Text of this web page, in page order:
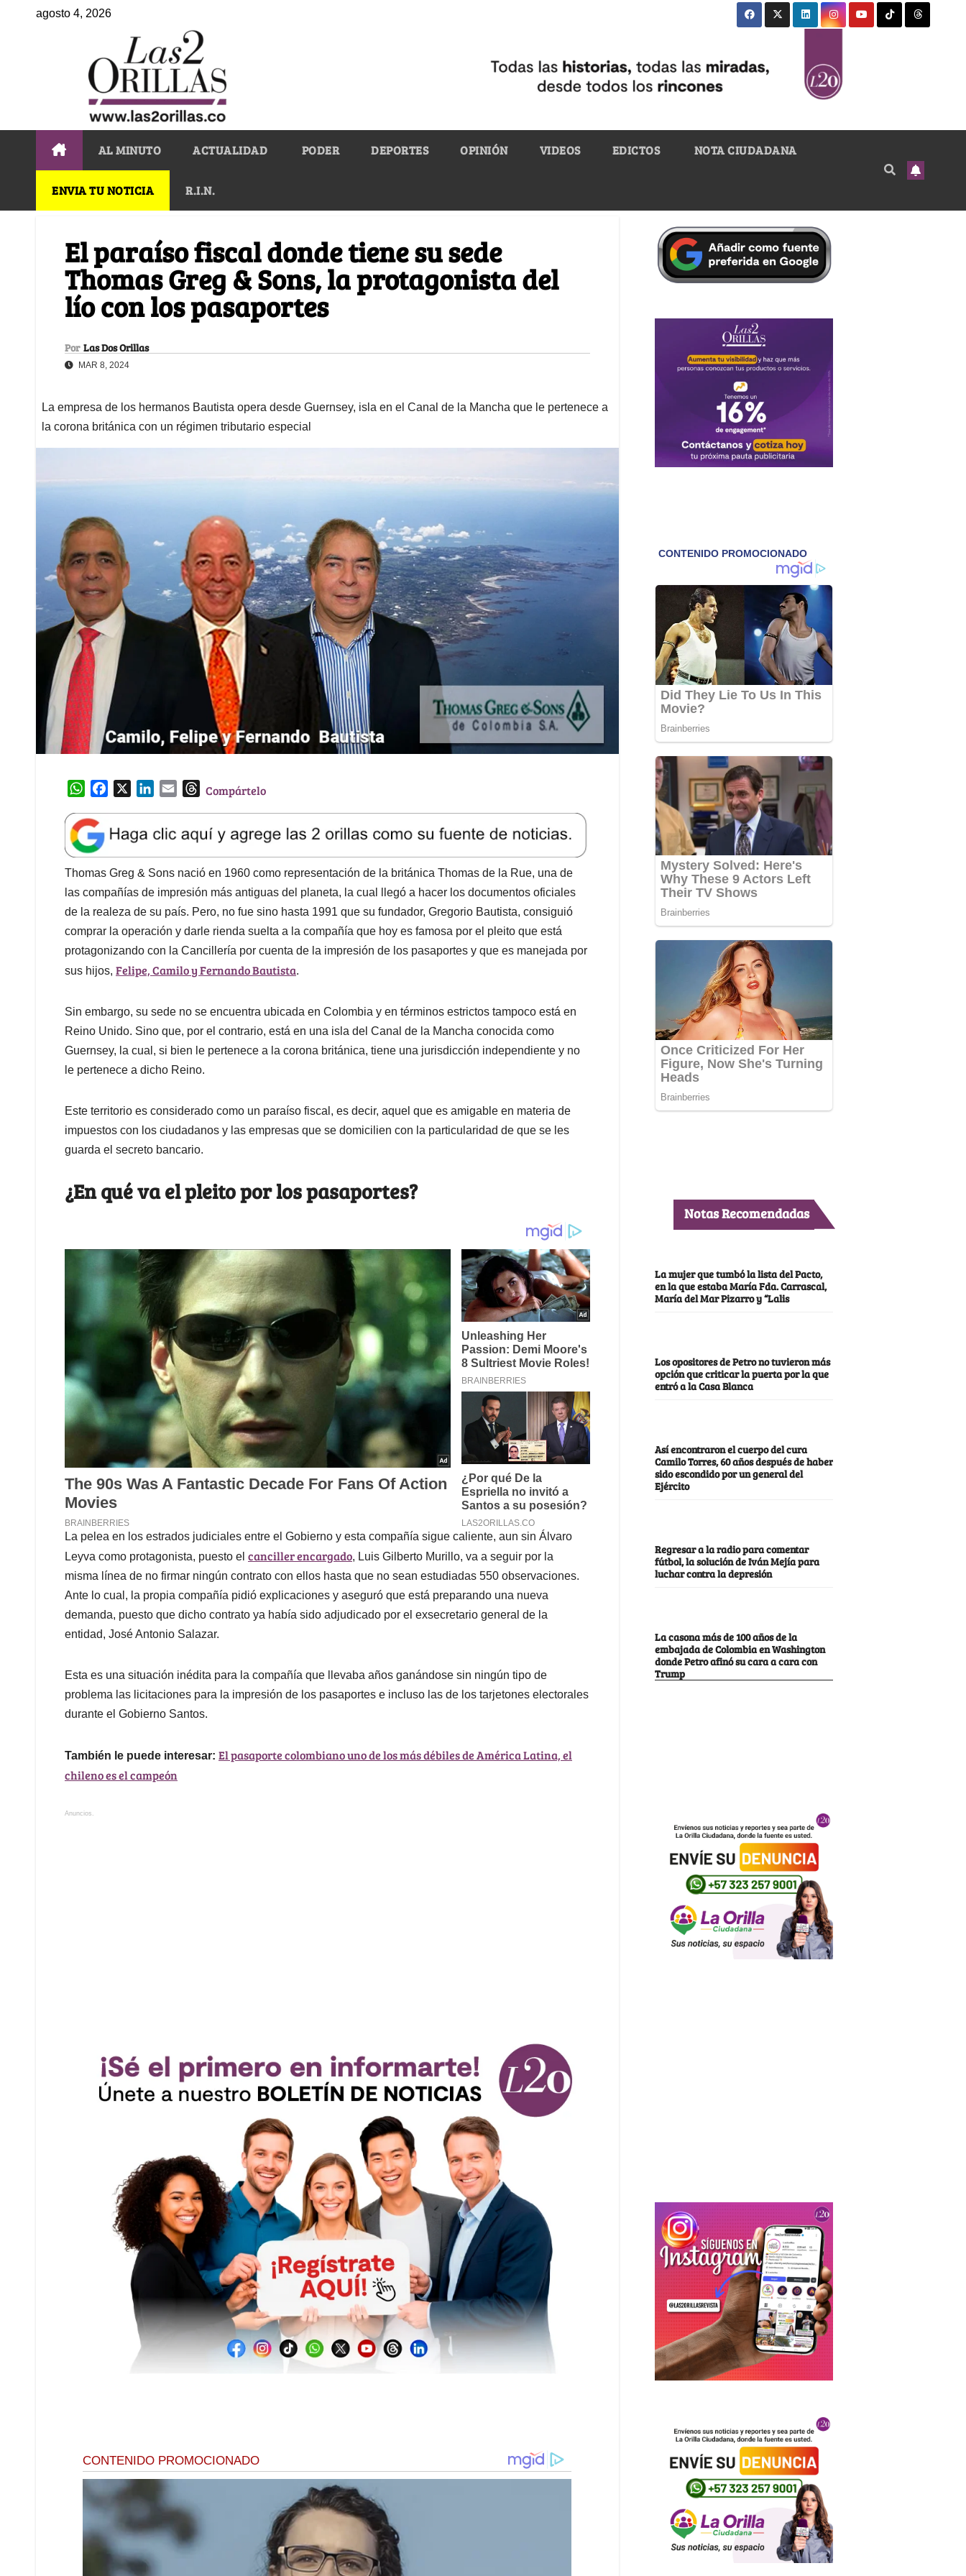
agosto 4, 2026
AL MINUTO ACTUALIDAD PODER DEPORTES OPINIÓN VIDEOS EDICTOS NOTA CIUDADANA
ENVIA TU NOTICIA R.I.N.
El paraíso fiscal donde tiene su sede
Thomas Greg & Sons, la protagonista del
lío con los pasaportes
Por Las Dos Orillas
MAR 8, 2024
La empresa de los hermanos Bautista opera desde Guernsey, isla en el Canal de la Mancha que le pertenece a
la corona británica con un régimen tributario especial
W
a
t
s
A
p
p
e
b
o
o
k
k
e
d
I
n
l
T
e
a
d
s
Compártelo
Thomas Greg & Sons nació en 1960 como representación de la británica Thomas de la Rue, una de
las compañías de impresión más antiguas del planeta, la cual llegó a hacer los documentos oficiales
de la realeza de su país. Pero, no fue sino hasta 1991 que su fundador, Gregorio Bautista, consiguió
comprar la operación y darle rienda suelta a la compañía que hoy es famosa por el pleito que está
protagonizando con la Cancillería por cuenta de la impresión de los pasaportes y que es manejada por
sus hijos, Felipe, Camilo y Fernando Bautista.
Sin embargo, su sede no se encuentra ubicada en Colombia y en términos estrictos tampoco está en
Reino Unido. Sino que, por el contrario, está en una isla del Canal de la Mancha conocida como
Guernsey, la cual, si bien le pertenece a la corona británica, tiene una jurisdicción independiente y no
le pertenece a dicho Reino.
Este territorio es considerado como un paraíso fiscal, es decir, aquel que es amigable en materia de
impuestos con los ciudadanos y las empresas que se domicilien con la particularidad de que se les
guarda el secreto bancario.
¿En qué va el pleito por los pasaportes?
La pelea en los estrados judiciales entre el Gobierno y esta compañía sigue caliente, aun sin Álvaro
Leyva como protagonista, puesto el canciller encargado, Luis Gilberto Murillo, va a seguir por la
misma línea de no firmar ningún contrato con ellos hasta que no sean estudiadas 550 observaciones.
Ante lo cual, la propia compañía pidió explicaciones y aseguró que está preparando una nueva
demanda, puesto que dicho contrato ya había sido adjudicado por el exsecretario general de la
entidad, José Antonio Salazar.
Esta es una situación inédita para la compañía que llevaba años ganándose sin ningún tipo de
problema las licitaciones para la impresión de los pasaportes e incluso las de los tarjetones electorales
durante el Gobierno Santos.
También le puede interesar: El pasaporte colombiano uno de los más débiles de América Latina, el
chileno es el campeón
Anuncios.
Notas Recomendadas
La mujer que tumbó la lista del Pacto,
en la que estaba María Fda. Carrascal,
María del Mar Pizarro y “Lalis
Los opositores de Petro no tuvieron más
opción que criticar la puerta por la que
entró a la Casa Blanca
Así encontraron el cuerpo del cura
Camilo Torres, 60 años después de haber
sido escondido por un general del
Ejército
Regresar a la radio para comentar
fútbol, la solución de Iván Mejía para
luchar contra la depresión
La casona más de 100 años de la
embajada de Colombia en Washington
donde Petro afinó su cara a cara con
Trump